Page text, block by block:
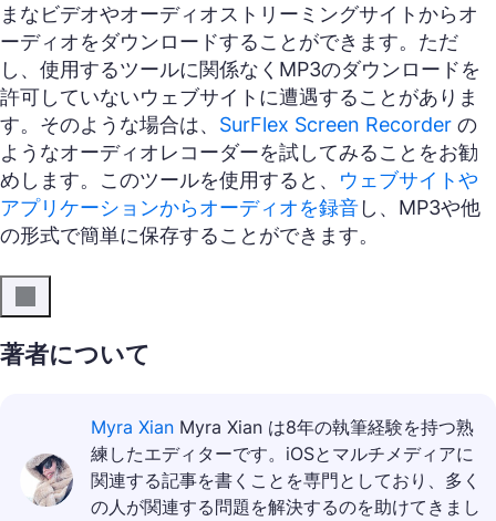
まなビデオやオーディオストリーミングサイトからオ
ーディオをダウンロードすることができます。ただ
し、使用するツールに関係なくMP3のダウンロードを
許可していないウェブサイトに遭遇することがありま
す。そのような場合は、 SurFlex Screen Recorder の
ようなオーディオレコーダーを試してみることをお勧
めします。このツールを使用すると、 ウェブサイトや
アプリケーションからオーディオを録音し、MP3や他
の形式で簡単に保存することができます。
著者について
Myra Xian Myra Xian は8年の執筆経験を持つ熟
練したエディターです。iOSとマルチメディアに
関連する記事を書くことを専門としており、多く
の人が関連する問題を解決するのを助けてきまし